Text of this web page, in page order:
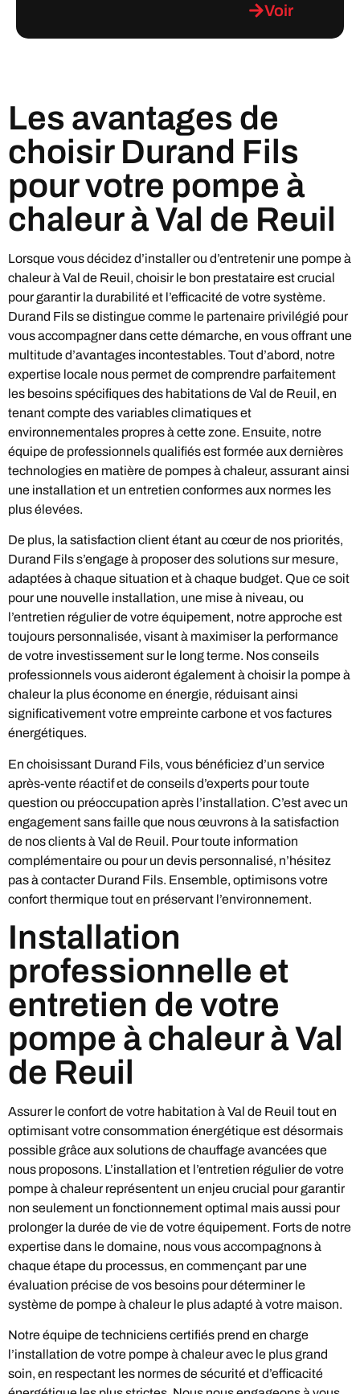
Voir
Les avantages de
choisir Durand Fils
pour votre pompe à
chaleur à Val de Reuil
Lorsque vous décidez d’installer ou d’entretenir une pompe à
chaleur à Val de Reuil, choisir le bon prestataire est crucial
pour garantir la durabilité et l’efficacité de votre système.
Durand Fils se distingue comme le partenaire privilégié pour
vous accompagner dans cette démarche, en vous offrant une
multitude d’avantages incontestables. Tout d’abord, notre
expertise locale nous permet de comprendre parfaitement
les besoins spécifiques des habitations de Val de Reuil, en
tenant compte des variables climatiques et
environnementales propres à cette zone. Ensuite, notre
équipe de professionnels qualifiés est formée aux dernières
technologies en matière de pompes à chaleur, assurant ainsi
une installation et un entretien conformes aux normes les
plus élevées.
De plus, la satisfaction client étant au cœur de nos priorités,
Durand Fils s’engage à proposer des solutions sur mesure,
adaptées à chaque situation et à chaque budget. Que ce soit
pour une nouvelle installation, une mise à niveau, ou
l’entretien régulier de votre équipement, notre approche est
toujours personnalisée, visant à maximiser la performance
de votre investissement sur le long terme. Nos conseils
professionnels vous aideront également à choisir la pompe à
chaleur la plus économe en énergie, réduisant ainsi
significativement votre empreinte carbone et vos factures
énergétiques.
En choisissant Durand Fils, vous bénéficiez d’un service
après-vente réactif et de conseils d’experts pour toute
question ou préoccupation après l’installation. C’est avec un
engagement sans faille que nous œuvrons à la satisfaction
de nos clients à Val de Reuil. Pour toute information
complémentaire ou pour un devis personnalisé, n’hésitez
pas à contacter Durand Fils. Ensemble, optimisons votre
confort thermique tout en préservant l’environnement.
Installation
professionnelle et
entretien de votre
pompe à chaleur à Val
de Reuil
Assurer le confort de votre habitation à Val de Reuil tout en
optimisant votre consommation énergétique est désormais
possible grâce aux solutions de chauffage avancées que
nous proposons. L’installation et l’entretien régulier de votre
pompe à chaleur représentent un enjeu crucial pour garantir
non seulement un fonctionnement optimal mais aussi pour
prolonger la durée de vie de votre équipement. Forts de notre
expertise dans le domaine, nous vous accompagnons à
chaque étape du processus, en commençant par une
évaluation précise de vos besoins pour déterminer le
système de pompe à chaleur le plus adapté à votre maison.
Notre équipe de techniciens certifiés prend en charge
l’installation de votre pompe à chaleur avec le plus grand
soin, en respectant les normes de sécurité et d’efficacité